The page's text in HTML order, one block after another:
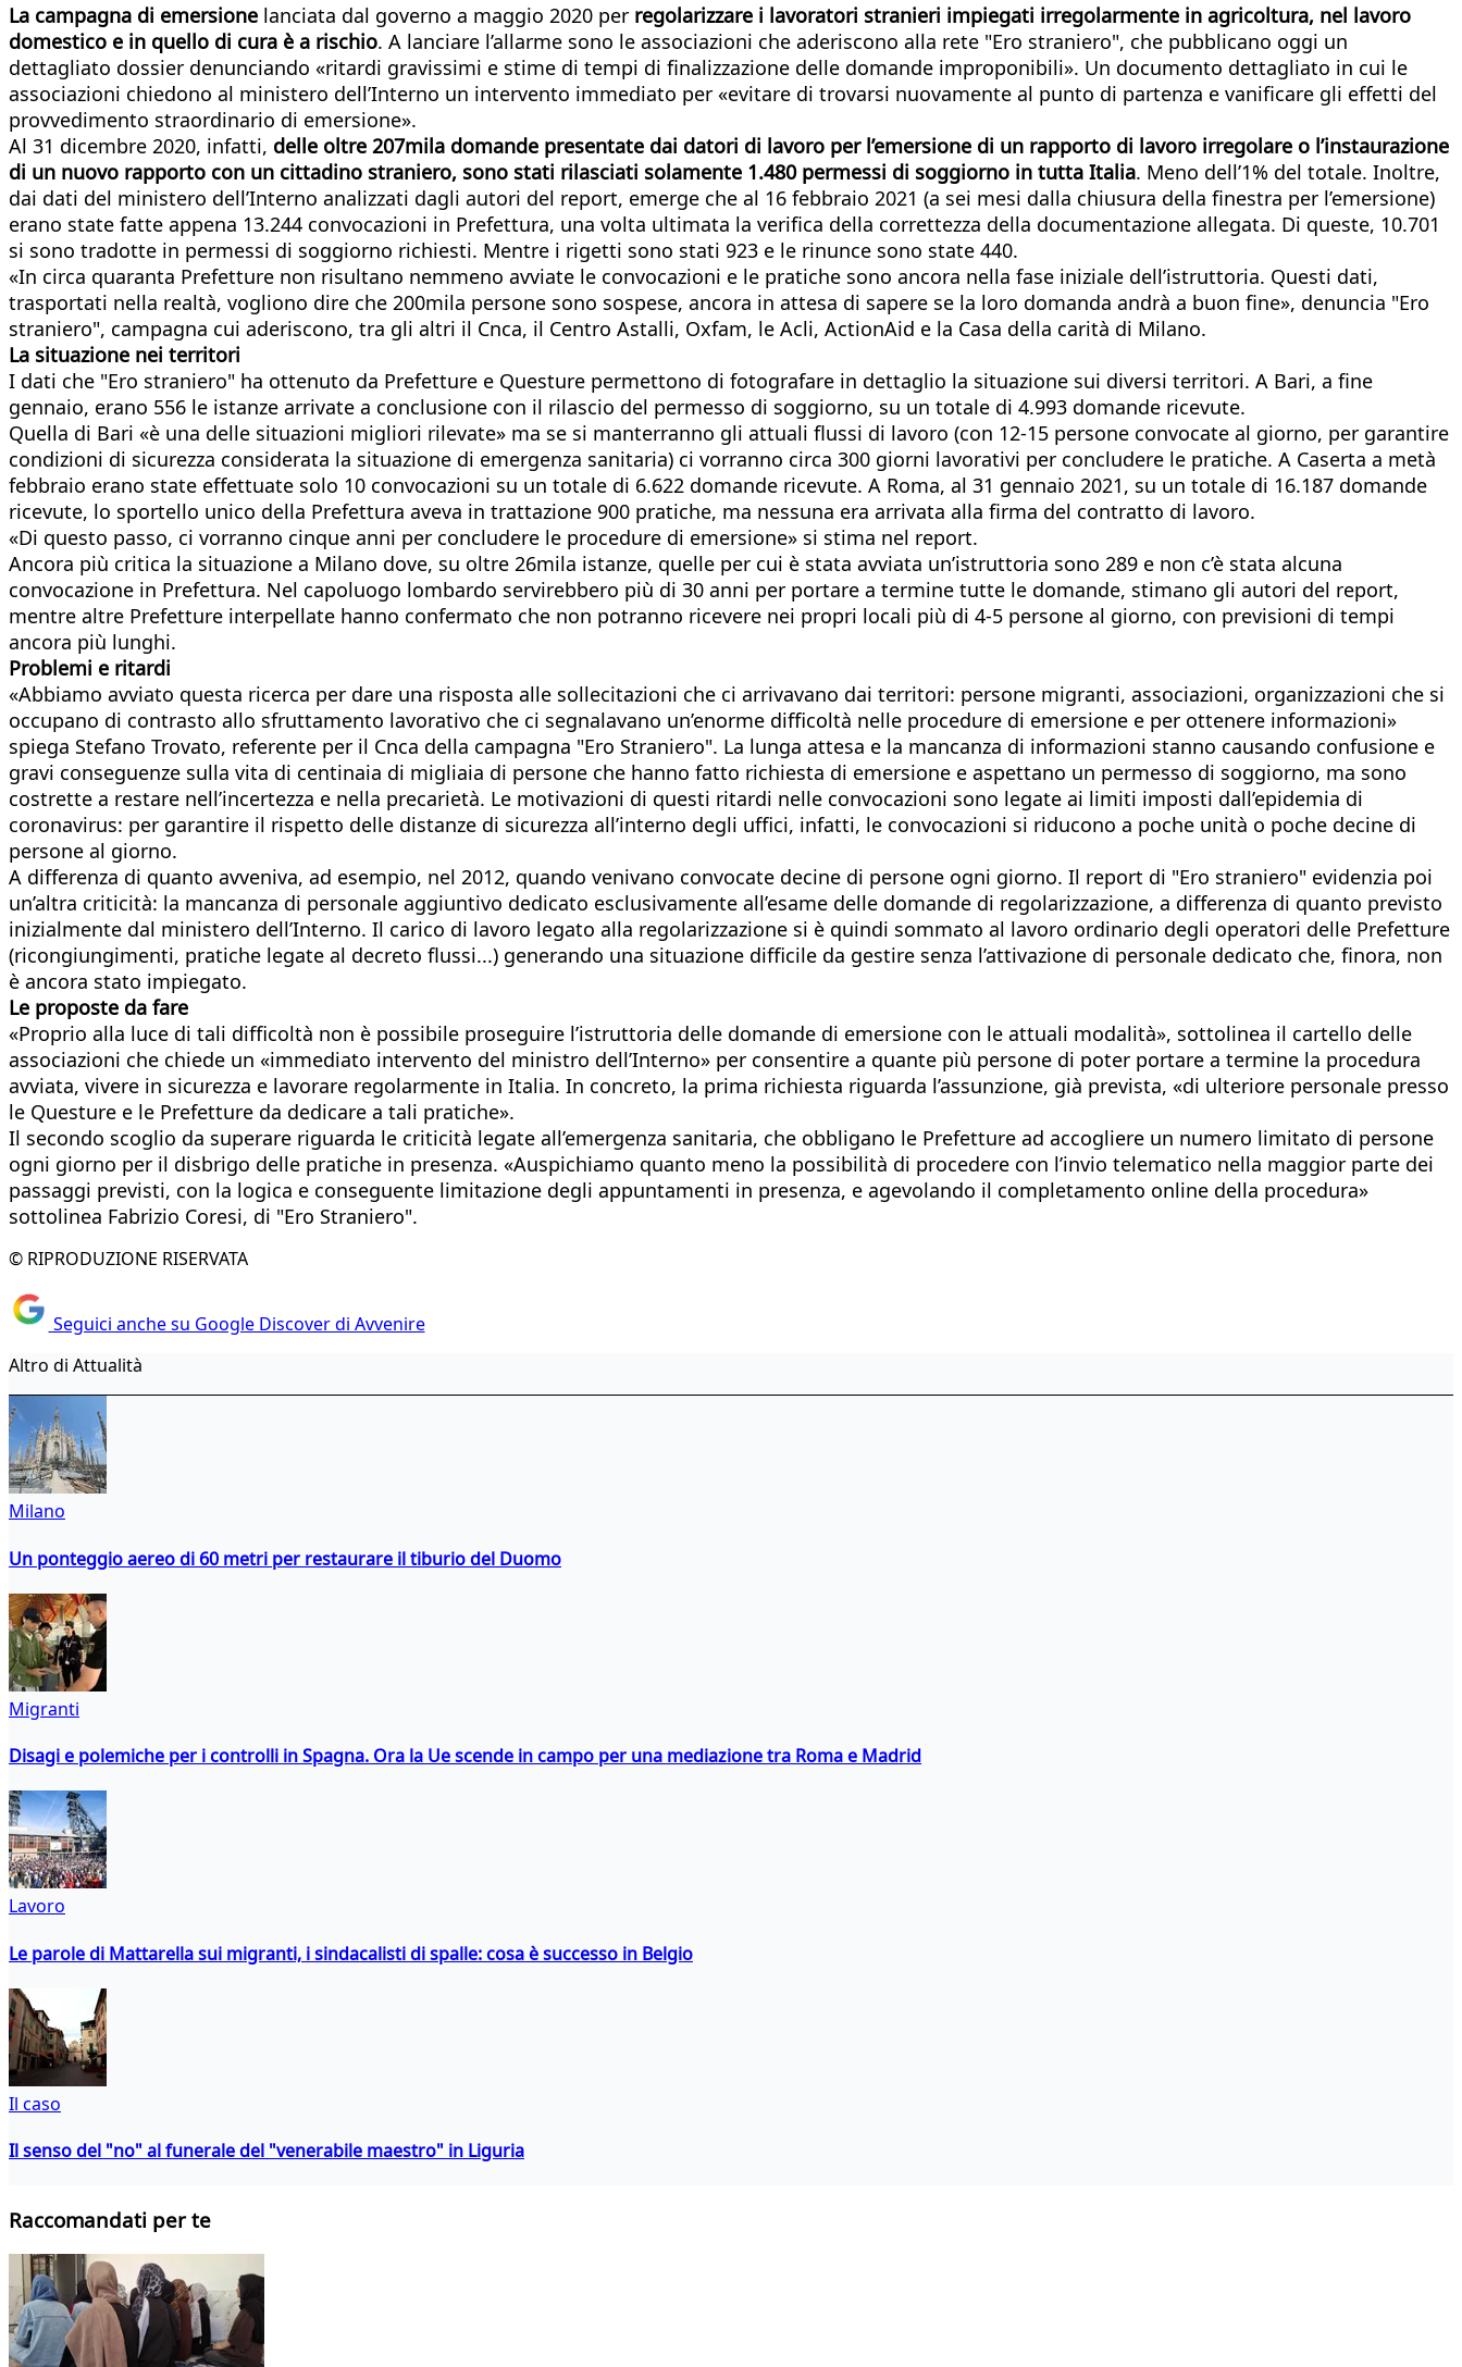
La campagna di emersione lanciata dal governo a maggio 2020 per regolarizzare i lavoratori stranieri impiegati irregolarmente in agricoltura, nel lavoro
domestico e in quello di cura è a rischio. A lanciare l’allarme sono le associazioni che aderiscono alla rete "Ero straniero", che pubblicano oggi un
dettagliato dossier denunciando «ritardi gravissimi e stime di tempi di finalizzazione delle domande improponibili». Un documento dettagliato in cui le
associazioni chiedono al ministero dell’Interno un intervento immediato per «evitare di trovarsi nuovamente al punto di partenza e vanificare gli effetti del
provvedimento straordinario di emersione».
Al 31 dicembre 2020, infatti, delle oltre 207mila domande presentate dai datori di lavoro per l’emersione di un rapporto di lavoro irregolare o l’instaurazione
di un nuovo rapporto con un cittadino straniero, sono stati rilasciati solamente 1.480 permessi di soggiorno in tutta Italia. Meno dell’1% del totale. Inoltre,
dai dati del ministero dell’Interno analizzati dagli autori del report, emerge che al 16 febbraio 2021 (a sei mesi dalla chiusura della finestra per l’emersione)
erano state fatte appena 13.244 convocazioni in Prefettura, una volta ultimata la verifica della correttezza della documentazione allegata. Di queste, 10.701
si sono tradotte in permessi di soggiorno richiesti. Mentre i rigetti sono stati 923 e le rinunce sono state 440.
«In circa quaranta Prefetture non risultano nemmeno avviate le convocazioni e le pratiche sono ancora nella fase iniziale dell’istruttoria. Questi dati,
trasportati nella realtà, vogliono dire che 200mila persone sono sospese, ancora in attesa di sapere se la loro domanda andrà a buon fine», denuncia "Ero
straniero", campagna cui aderiscono, tra gli altri il Cnca, il Centro Astalli, Oxfam, le Acli, ActionAid e la Casa della carità di Milano.
La situazione nei territori
I dati che "Ero straniero" ha ottenuto da Prefetture e Questure permettono di fotografare in dettaglio la situazione sui diversi territori. A Bari, a fine
gennaio, erano 556 le istanze arrivate a conclusione con il rilascio del permesso di soggiorno, su un totale di 4.993 domande ricevute.
Quella di Bari «è una delle situazioni migliori rilevate» ma se si manterranno gli attuali flussi di lavoro (con 12-15 persone convocate al giorno, per garantire
condizioni di sicurezza considerata la situazione di emergenza sanitaria) ci vorranno circa 300 giorni lavorativi per concludere le pratiche. A Caserta a metà
febbraio erano state effettuate solo 10 convocazioni su un totale di 6.622 domande ricevute. A Roma, al 31 gennaio 2021, su un totale di 16.187 domande
ricevute, lo sportello unico della Prefettura aveva in trattazione 900 pratiche, ma nessuna era arrivata alla firma del contratto di lavoro.
«Di questo passo, ci vorranno cinque anni per concludere le procedure di emersione» si stima nel report.
Ancora più critica la situazione a Milano dove, su oltre 26mila istanze, quelle per cui è stata avviata un’istruttoria sono 289 e non c’è stata alcuna
convocazione in Prefettura. Nel capoluogo lombardo servirebbero più di 30 anni per portare a termine tutte le domande, stimano gli autori del report,
mentre altre Prefetture interpellate hanno confermato che non potranno ricevere nei propri locali più di 4-5 persone al giorno, con previsioni di tempi
ancora più lunghi.
Problemi e ritardi
«Abbiamo avviato questa ricerca per dare una risposta alle sollecitazioni che ci arrivavano dai territori: persone migranti, associazioni, organizzazioni che si
occupano di contrasto allo sfruttamento lavorativo che ci segnalavano un’enorme difficoltà nelle procedure di emersione e per ottenere informazioni»
spiega Stefano Trovato, referente per il Cnca della campagna "Ero Straniero". La lunga attesa e la mancanza di informazioni stanno causando confusione e
gravi conseguenze sulla vita di centinaia di migliaia di persone che hanno fatto richiesta di emersione e aspettano un permesso di soggiorno, ma sono
costrette a restare nell’incertezza e nella precarietà. Le motivazioni di questi ritardi nelle convocazioni sono legate ai limiti imposti dall’epidemia di
coronavirus: per garantire il rispetto delle distanze di sicurezza all’interno degli uffici, infatti, le convocazioni si riducono a poche unità o poche decine di
persone al giorno.
A differenza di quanto avveniva, ad esempio, nel 2012, quando venivano convocate decine di persone ogni giorno. Il report di "Ero straniero" evidenzia poi
un’altra criticità: la mancanza di personale aggiuntivo dedicato esclusivamente all’esame delle domande di regolarizzazione, a differenza di quanto previsto
inizialmente dal ministero dell’Interno. Il carico di lavoro legato alla regolarizzazione si è quindi sommato al lavoro ordinario degli operatori delle Prefetture
(ricongiungimenti, pratiche legate al decreto flussi...) generando una situazione difficile da gestire senza l’attivazione di personale dedicato che, finora, non
è ancora stato impiegato.
Le proposte da fare
«Proprio alla luce di tali difficoltà non è possibile proseguire l’istruttoria delle domande di emersione con le attuali modalità», sottolinea il cartello delle
associazioni che chiede un «immediato intervento del ministro dell’Interno» per consentire a quante più persone di poter portare a termine la procedura
avviata, vivere in sicurezza e lavorare regolarmente in Italia. In concreto, la prima richiesta riguarda l’assunzione, già prevista, «di ulteriore personale presso
le Questure e le Prefetture da dedicare a tali pratiche».
Il secondo scoglio da superare riguarda le criticità legate all’emergenza sanitaria, che obbligano le Prefetture ad accogliere un numero limitato di persone
ogni giorno per il disbrigo delle pratiche in presenza. «Auspichiamo quanto meno la possibilità di procedere con l’invio telematico nella maggior parte dei
passaggi previsti, con la logica e conseguente limitazione degli appuntamenti in presenza, e agevolando il completamento online della procedura»
sottolinea Fabrizio Coresi, di "Ero Straniero".
© RIPRODUZIONE RISERVATA
Seguici anche su Google Discover di Avvenire
Altro di Attualità
Milano
Un ponteggio aereo di 60 metri per restaurare il tiburio del Duomo
Migranti
Disagi e polemiche per i controlli in Spagna. Ora la Ue scende in campo per una mediazione tra Roma e Madrid
Lavoro
Le parole di Mattarella sui migranti, i sindacalisti di spalle: cosa è successo in Belgio
Il caso
Il senso del "no" al funerale del "venerabile maestro" in Liguria
Raccomandati per te